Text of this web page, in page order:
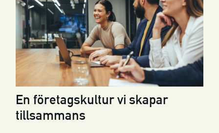
En företagskultur vi skapar
tillsammans